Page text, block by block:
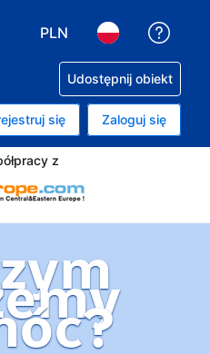
PLN
Udostępnij obiekt
się Zaloguj się
z